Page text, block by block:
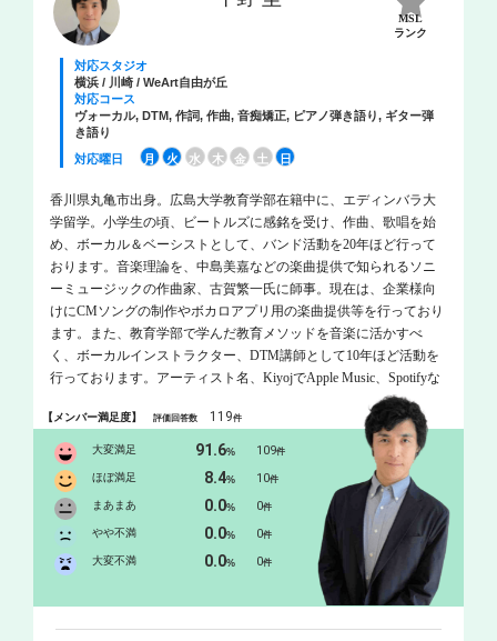
MSL
ランク
対応スタジオ
横浜 / 川崎 / WeArt自由が丘
対応コース
ヴォーカル, DTM, 作詞, 作曲, 音痴矯正, ピアノ弾き語り, ギター弾
き語り
対応曜日
月 火 水 木 金 土 日
香川県丸亀市出身。広島大学教育学部在籍中に、エディンバラ大
学留学。小学生の頃、ビートルズに感銘を受け、作曲、歌唱を始
め、ボーカル＆ベーシストとして、バンド活動を20年ほど行って
おります。音楽理論を、中島美嘉などの楽曲提供で知られるソニ
ーミュージックの作曲家、古賀繁一氏に師事。現在は、企業様向
けにCMソングの制作やボカロアプリ用の楽曲提供等を行っており
ます。また、教育学部で学んだ教育メソッドを音楽に活かすべ
く、ボーカルインストラクター、DTM講師として10年ほど活動を
行っております。アーティスト名、KiyojでApple Music、Spotifyな
【メンバー満足度】評価回答数 119件
大変満足 91.6% 109件
ほぼ満足 8.4% 10件
まあまあ 0.0% 0件
やや不満 0.0% 0件
大変不満 0.0% 0件